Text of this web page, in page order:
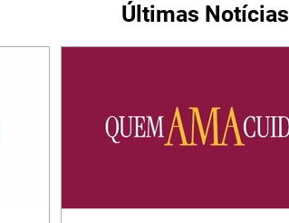
Últimas Notícias